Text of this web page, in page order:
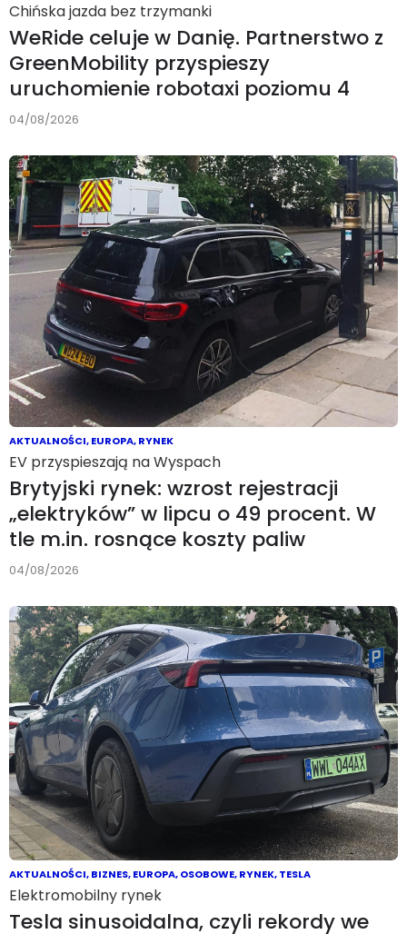
Chińska jazda bez trzymanki
WeRide celuje w Danię. Partnerstwo z
GreenMobility przyspieszy
uruchomienie robotaxi poziomu 4
04/08/2026
AKTUALNOŚCI,EUROPA,RYNEK
EV przyspieszają na Wyspach
Brytyjski rynek: wzrost rejestracji
„elektryków” w lipcu o 49 procent. W
tle m.in. rosnące koszty paliw
04/08/2026
AKTUALNOŚCI,BIZNES,EUROPA,OSOBOWE,RYNEK,TESLA
Elektromobilny rynek
Tesla sinusoidalna, czyli rekordy we